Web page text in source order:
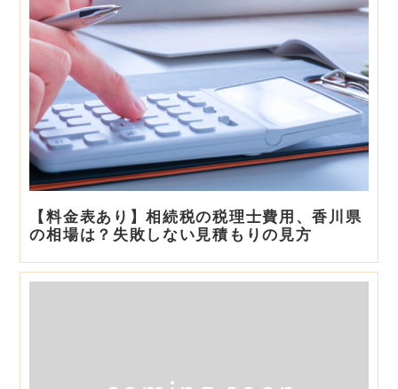
【料金表あり】相続税の税理士費用、香川県
の相場は？失敗しない見積もりの見方